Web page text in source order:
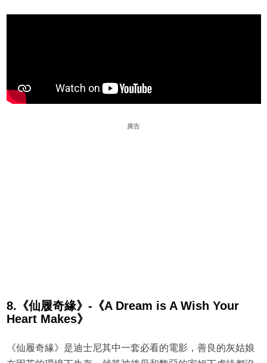
廣告
8.《仙履奇緣》-《A Dream is A Wish Your
Heart Makes》
《仙履奇緣》是迪士尼其中一套必看的電影，善良的灰姑娘